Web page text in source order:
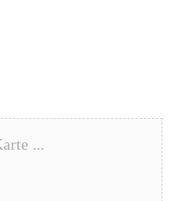
...